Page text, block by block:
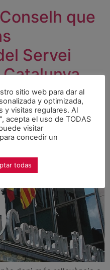
que
Servei
Catalunya
sitio web para dar al
y optimizada,
y visitas regulares. Al
acepta el uso de TODAS
visitar
concedir un
todas